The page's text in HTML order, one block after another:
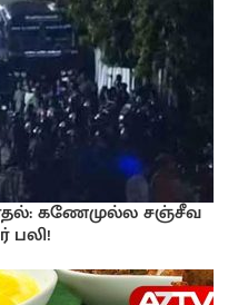
கணேமுல்ல சஞ்சீவ
பலி!